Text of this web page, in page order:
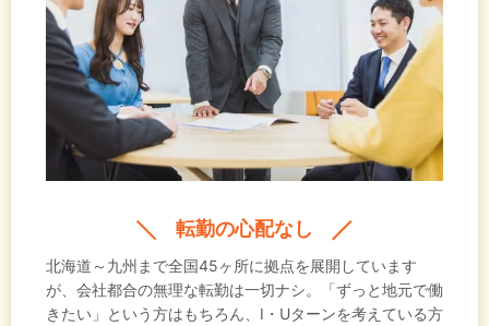
転勤の心配なし
北海道～九州まで全国45ヶ所に拠点を展開しています
が、会社都合の無理な転勤は一切ナシ。「ずっと地元で働
きたい」という方はもちろん、I・Uターンを考えている方